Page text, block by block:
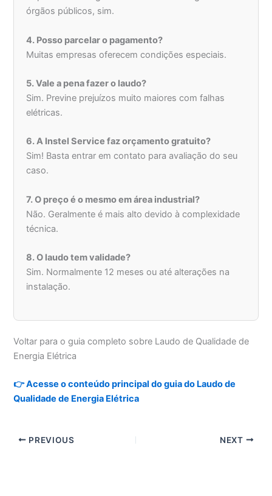
órgãos públicos, sim.
4. Posso parcelar o pagamento?
Muitas empresas oferecem condições especiais.
5. Vale a pena fazer o laudo?
Sim. Previne prejuízos muito maiores com falhas
elétricas.
6. A Instel Service faz orçamento gratuito?
Sim! Basta entrar em contato para avaliação do seu
caso.
7. O preço é o mesmo em área industrial?
Não. Geralmente é mais alto devido à complexidade
técnica.
8. O laudo tem validade?
Sim. Normalmente 12 meses ou até alterações na
instalação.
Voltar para o guia completo sobre Laudo de Qualidade de
Energia Elétrica
👉 Acesse o conteúdo principal do guia do Laudo de
Qualidade de Energia Elétrica
PREVIOUS NEXT